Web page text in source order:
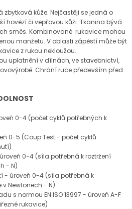
zbytková kůže. Nejčastěji se jedná o
hovězí či vepřovou kůži. Tkanina bývá
směs. Kombinované rukavice mohou
manžetu. V oblasti zápěstí může být
z rukou nekloužou.
uplatnění v dílnách, ve stavebnictví,
Chrání ruce především před
0-4 (počet cyklů potřebných k
0-5 (Coup Test - počet cyklů
0-4 (síla potřebná k roztržení
- N)
- úroveň 0-4 (síla potřebná k
Newtonech - N)
s normou EN ISO 13997 - úroveň A-F
rukavice)